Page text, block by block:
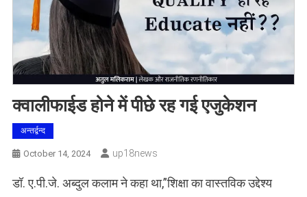
क्वालीफाईड होने में पीछे रह गई एजुकेशन
अन्तर्द्वन्द
October 14, 2024 Up18news
डॉ. ए.पी.जे. अब्दुल कलाम ने कहा था,”शिक्षा का वास्तविक उद्देश्य